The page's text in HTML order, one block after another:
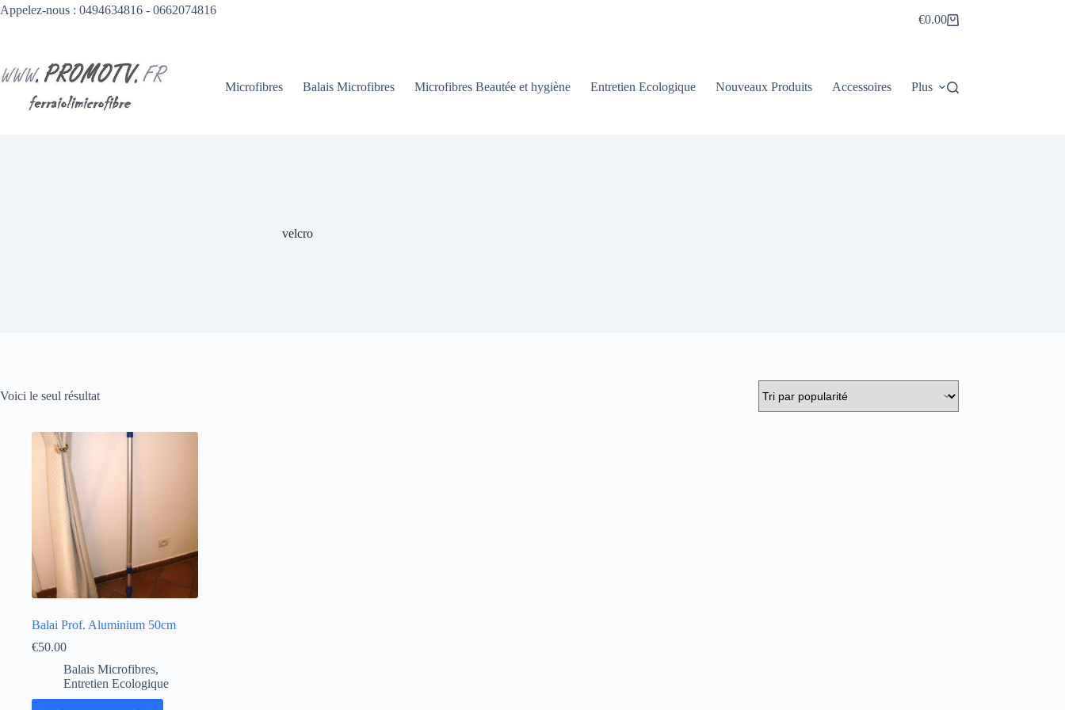
Passer
au
Appelez-nous : 0494634816 - 0662074816
Panier
€0.00
Microfibres Balais Microfibres Microfibres Beautée et hygiène Entretien Ecologique Nouveaux Produits Accessoires Plus
velcro
Voici le seul résultat
Balai Prof. Aluminium 50cm
€50.00
Balais Microfibres,
Entretien Ecologique